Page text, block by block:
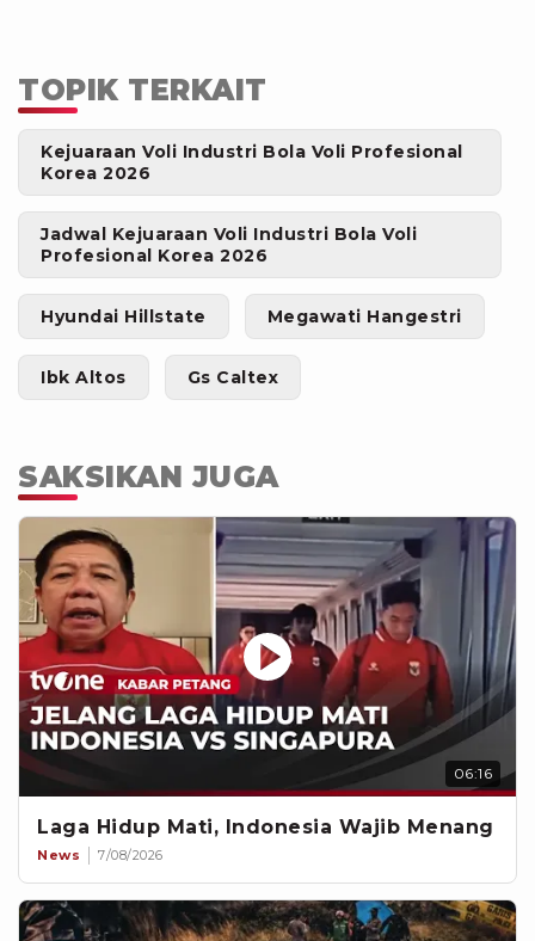
TOPIK TERKAIT
Kejuaraan Voli Industri Bola Voli Profesional
Korea 2026
Jadwal Kejuaraan Voli Industri Bola Voli
Profesional Korea 2026
Hyundai Hillstate Megawati Hangestri
Ibk Altos Gs Caltex
SAKSIKAN JUGA
06:16
Laga Hidup Mati, Indonesia Wajib Menang
News 7/08/2026